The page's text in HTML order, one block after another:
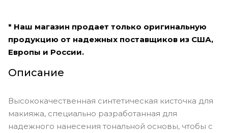
* Наш магазин продает только оригинальную
продукцию от надежных поставщиков из США,
Европы и России.
Описание
Высококачественная синтетическая кисточка для
макияжа, специально разработанная для
надежного нанесения тональной основы, чтобы с